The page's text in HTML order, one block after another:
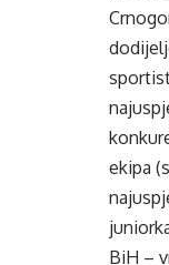
ekipa
BiH –